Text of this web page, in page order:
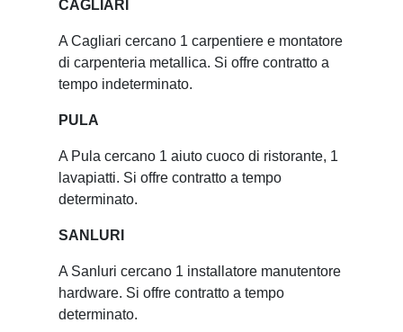
CAGLIARI
A Cagliari cercano 1 carpentiere e montatore
di carpenteria metallica. Si offre contratto a
tempo indeterminato.
PULA
A Pula cercano 1 aiuto cuoco di ristorante, 1
lavapiatti. Si offre contratto a tempo
determinato.
SANLURI
A Sanluri cercano 1 installatore manutentore
hardware. Si offre contratto a tempo
determinato.